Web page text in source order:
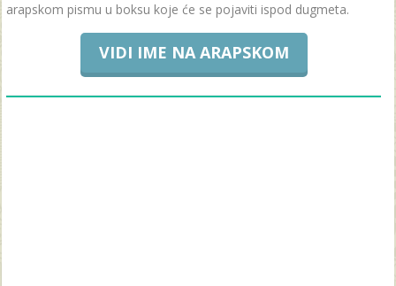
arapskom pismu u boksu koje će se pojaviti ispod dugmeta.
VIDI IME NA ARAPSKOM